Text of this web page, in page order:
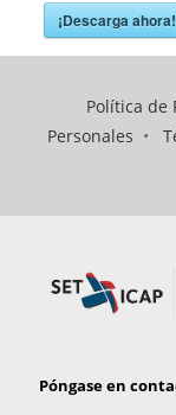
¡Descarga ahora!
Política de
Personales •
Póngase en